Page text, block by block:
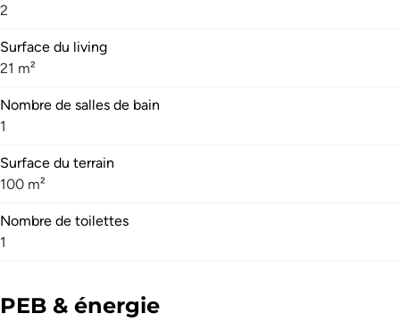
2
Surface du living
21 m²
Nombre de salles de bain
1
Surface du terrain
100 m²
Nombre de toilettes
1
PEB & énergie